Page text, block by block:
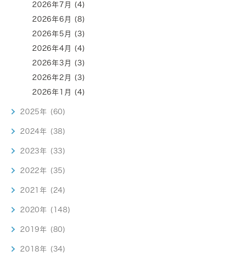
2026年7月 (4)
2026年6月 (8)
2026年5月 (3)
2026年4月 (4)
2026年3月 (3)
2026年2月 (3)
2026年1月 (4)
2025年 (60)
2024年 (38)
2023年 (33)
2022年 (35)
2021年 (24)
2020年 (148)
2019年 (80)
2018年 (34)